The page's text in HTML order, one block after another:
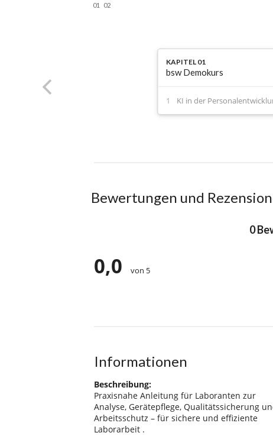
01 02
KAPITEL 01
bsw Demokurs
KI in der
Bewertungen und
0,0 von 5
0
Informationen
Beschreibung:
Praxisnahe Anleitung für Laboranten zur
Analyse, Gerätepflege, Qualitätssicherung
Arbeitsschutz – für sichere und effiziente
Laborarbeit .